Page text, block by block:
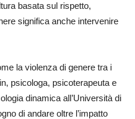
basata sul rispetto,
significa anche intervenire
la violenza di genere tra i
psicologa, psicoterapeuta e
dinamica all’Università di
di andare oltre l’impatto